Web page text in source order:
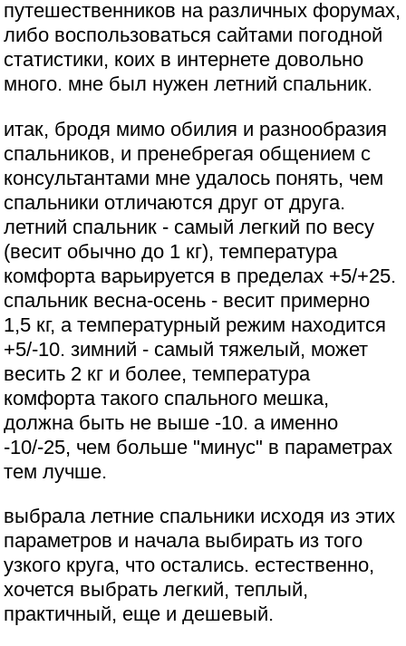
путешественников на различных форумах,
либо воспользоваться сайтами погодной
статистики, коих в интернете довольно
много. мне был нужен летний спальник.
итак, бродя мимо обилия и разнообразия
спальников, и пренебрегая общением с
консультантами мне удалось понять, чем
спальники отличаются друг от друга.
летний спальник - самый легкий по весу
(весит обычно до 1 кг), температура
комфорта варьируется в пределах +5/+25.
спальник весна-осень - весит примерно
1,5 кг, а температурный режим находится
+5/-10. зимний - самый тяжелый, может
весить 2 кг и более, температура
комфорта такого спального мешка,
должна быть не выше -10. а именно
-10/-25, чем больше "минус" в параметрах
тем лучше.
выбрала летние спальники исходя из этих
параметров и начала выбирать из того
узкого круга, что остались. естественно,
хочется выбрать легкий, теплый,
практичный, еще и дешевый.